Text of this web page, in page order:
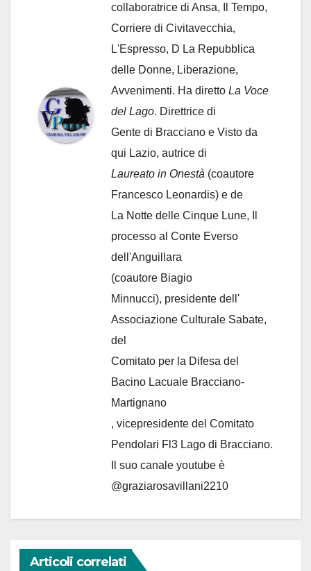
collaboratrice di Ansa, Il Tempo,
Corriere di Civitavecchia,
L'Espresso, D La Repubblica
delle Donne, Liberazione,
Avvenimenti. Ha diretto La Voce
del Lago. Direttrice di
Gente di Bracciano e Visto da
qui Lazio, autrice di
Laureato in Onestà (coautore
Francesco Leonardis) e de
La Notte delle Cinque Lune, Il
processo al Conte Everso
dell'Anguillara
(coautore Biagio
Minnucci), presidente dell'
Associazione Culturale Sabate,
del
Comitato per la Difesa del
Bacino Lacuale Bracciano-
Martignano
, vicepresidente del Comitato
Pendolari Fl3 Lago di Bracciano.
Il suo canale youtube è
@graziarosavillani2210
Articoli correlati